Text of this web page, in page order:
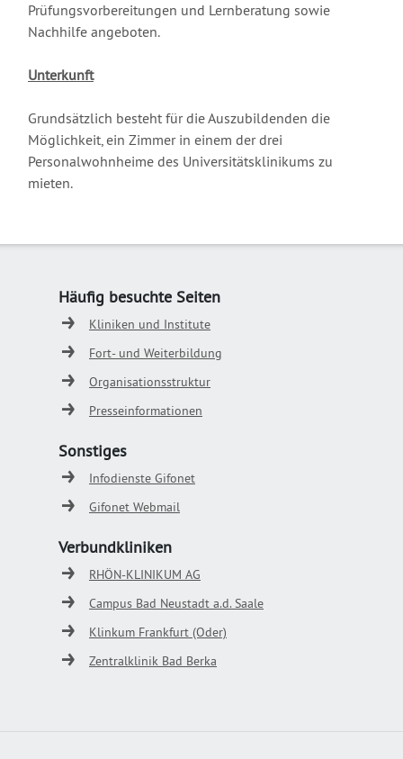
Prüfungsvorbereitungen und Lernberatung sowie
Nachhilfe angeboten.
Unterkunft
Grundsätzlich besteht für die Auszubildenden die
Möglichkeit, ein Zimmer in einem der drei
Personalwohnheime des Universitätsklinikums zu
mieten.
Häufig besuchte Seiten
Kliniken und Institute
Fort- und Weiterbildung
Organisationsstruktur
Presseinformationen
Sonstiges
Infodienste Gifonet
Gifonet Webmail
Verbundkliniken
RHÖN-KLINIKUM AG
Campus Bad Neustadt a.d. Saale
Klinkum Frankfurt (Oder)
Zentralklinik Bad Berka